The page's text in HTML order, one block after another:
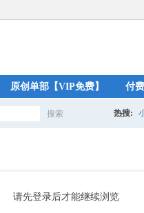
原创单部【VIP免费】 付
搜索
索
热搜:
请先登录后才能继续浏览